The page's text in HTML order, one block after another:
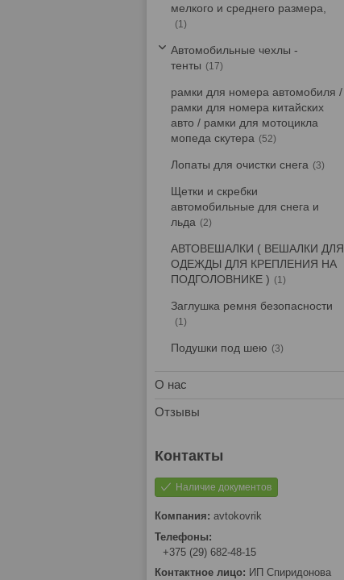
мелкого и среднего размера,
1
Автомобильные чехлы -
тенты
17
рамки для номера автомобиля /
рамки для номера китайских
авто / рамки для мотоцикла
мопеда скутера
52
Лопаты для очистки снега 3
Щетки и скребки
автомобильные для снега и
льда
2
АВТОВЕШАЛКИ ( ВЕШАЛКИ ДЛЯ
ОДЕЖДЫ ДЛЯ КРЕПЛЕНИЯ НА
ПОДГОЛОВНИКЕ )
1
Заглушка ремня безопасности
1
Подушки под шею 3
О нас
Отзывы
Наличие документов
avtokovrik
+375 (29) 682-48-15
ИП Спиридонова